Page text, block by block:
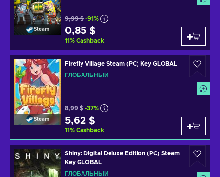
Steam
9,99 $ -91%
0,85 $
11% Cashback
Steam
Firefly Village Steam (PC) Key GLOBAL
ГЛОБАЛЬНЫЙ
8,99 $ -37%
5,62 $
11% Cashback
Shiny: Digital Deluxe Edition (PC) Steam
Key GLOBAL
ГЛОБАЛЬНЫЙ